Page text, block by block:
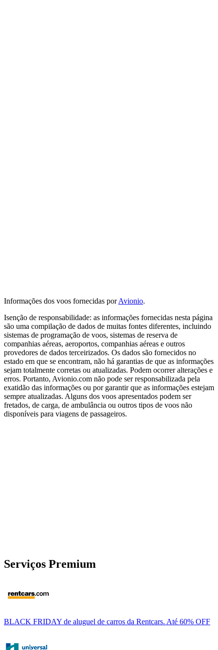
Informações dos voos fornecidas porAvionio.
Isenção de responsabilidade: as informações fornecidas nesta página
são uma compilação de dados de muitas fontes diferentes, incluindo
sistemas de programação de voos, sistemas de reserva de
companhias aéreas, aeroportos, companhias aéreas e outros
provedores de dados terceirizados. Os dados são fornecidos no
estado em que se encontram, não há garantias de que as informações
sejam totalmente corretas ou atualizadas. Podem ocorrer alterações e
erros. Portanto, Avionio.com não pode ser responsabilizada pela
exatidão das informações ou por garantir que as informações estejam
sempre atualizadas. Alguns dos voos apresentados podem ser
fretados, de carga, de ambulância ou outros tipos de voos não
disponíveis para viagens de passageiros.
Serviços Premium
BLACK FRIDAY de aluguel de carros da Rentcars. Até 60% OFF